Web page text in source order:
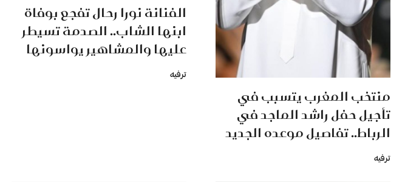
منتخب المغرب يتسبب في
تأجيل حفل راشد الماجد في
الرباط.. تفاصيل موعده الجديد
ترفيه
الفنانة نورا رحال تفجع بوفاة
ابنها الشاب.. الصدمة تسيطر
عليها والمشاهير يواسونها
ترفيه